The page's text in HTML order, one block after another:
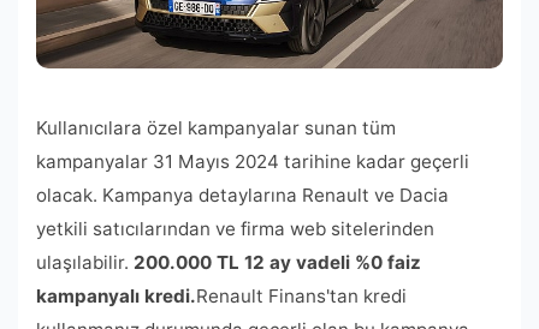
Kullanıcılara özel kampanyalar sunan tüm
kampanyalar 31 Mayıs 2024 tarihine kadar geçerli
olacak. Kampanya detaylarına Renault ve Dacia
yetkili satıcılarından ve firma web sitelerinden
ulaşılabilir. 200.000 TL 12 ay vadeli %0 faiz
kampanyalı kredi.Renault Finans'tan kredi